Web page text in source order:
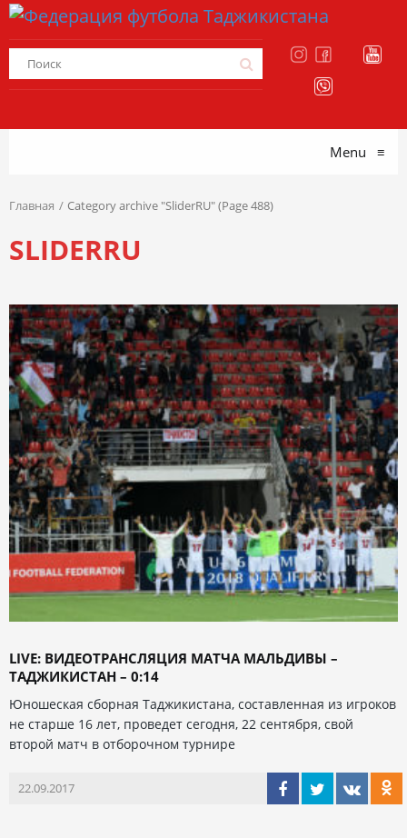
Menu ≡
Главная Category archive "SliderRU" (Page 488)
SLIDERRU
LIVE: ВИДЕОТРАНСЛЯЦИЯ МАТЧА МАЛЬДИВЫ –
ТАДЖИКИСТАН – 0:14
Юношеская сборная Таджикистана, составленная из игроков
не старше 16 лет, проведет сегодня, 22 сентября, свой
второй матч в отборочном турнире
22.09.2017